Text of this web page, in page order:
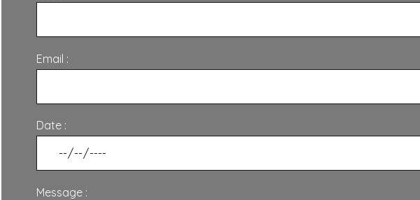
Email :
Date :
Message :